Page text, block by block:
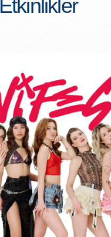
Etkinlikler